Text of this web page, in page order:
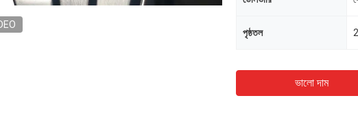
পৃষ্ঠতল
ভালো দাম